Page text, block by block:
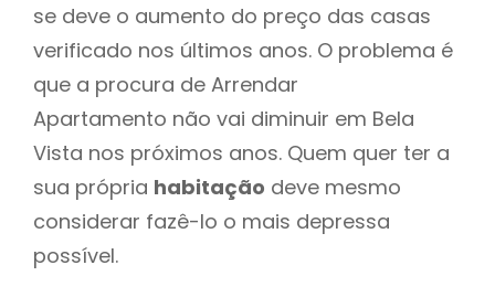
se deve o aumento do preço das casas
verificado nos últimos anos. O problema é
que a procura de Arrendar
Apartamento não vai diminuir em Bela
Vista nos próximos anos. Quem quer ter a
sua própria habitação deve mesmo
considerar fazê-lo o mais depressa
possível.